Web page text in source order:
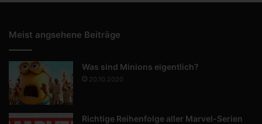
Meist angsehene Beiträge
Was sind Minions eigentlich?
20.10.2020
Richtige Reihenfolge aller Marvel-Serien